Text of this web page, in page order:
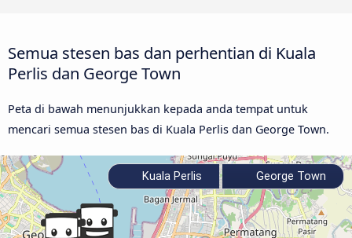
Semua stesen bas dan perhentian di Kuala
Perlis dan George Town
Peta di bawah menunjukkan kepada anda tempat untuk
mencari semua stesen bas di Kuala Perlis dan George Town.
Kuala Perlis George Town